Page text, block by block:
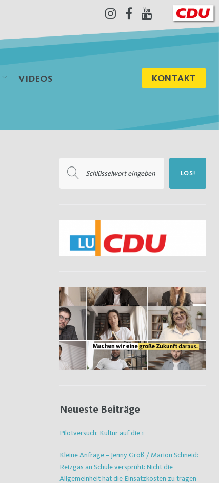
Instagram
Facebook
Youtube
VIDEOS KONTAKT
nach:
LOS!
Neueste Beiträge
Pilotversuch: Kultur auf die 1
Kleine Anfrage – Jenny Groß / Marion Schneid:
Reizgas an Schule versprüht: Nicht die
Allgemeinheit hat die Einsatzkosten zu tragen